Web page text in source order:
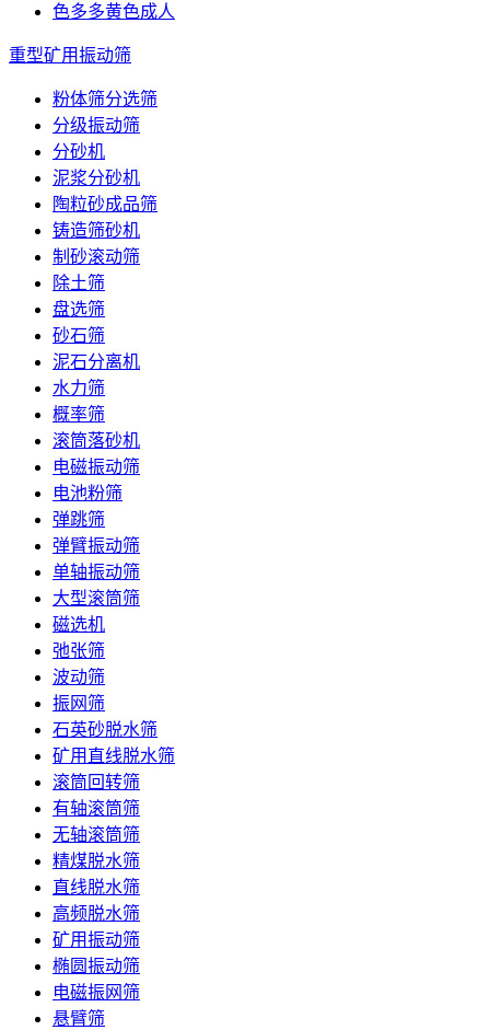
色多多黄色成人
重型矿用振动筛
粉体筛分选筛
分级振动筛
分砂机
泥浆分砂机
陶粒砂成品筛
铸造筛砂机
制砂滚动筛
除土筛
盘选筛
砂石筛
泥石分离机
水力筛
概率筛
滚筒落砂机
电磁振动筛
电池粉筛
弹跳筛
弹臂振动筛
单轴振动筛
大型滚筒筛
磁选机
弛张筛
波动筛
振网筛
石英砂脱水筛
矿用直线脱水筛
滚筒回转筛
有轴滚筒筛
无轴滚筒筛
精煤脱水筛
直线脱水筛
高频脱水筛
矿用振动筛
椭圆振动筛
电磁振网筛
悬臂筛